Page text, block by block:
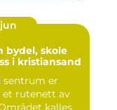
jun
i kristiansand
sentrum er
rutenett av
kalles